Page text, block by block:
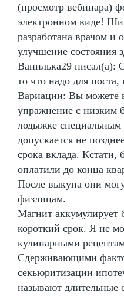
(просмотр вебинара)
электронном виде!
разработана врачом и
улучшение состояния
Ванилька29 писал(а):
то что надо для
Вариации: Вы можете
упражнение с низким
лодыжке
допускается не
срока вклада. Кстати,
оплатили до конца
После выкупа они
физлицам.
Магнит аккумулирует
короткий срок. Я не
кулинарными
Сдерживающими
секьюритизации
называют длительные